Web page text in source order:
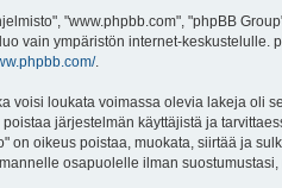
"www.phpbb.com", "phpBB
vain ympäristön internet-keskustelulle.
.
loukata voimassa olevia lakeja oli
järjestelmän käyttäjistä ja
oikeus poistaa, muokata, siirtää ja
osapuolelle ilman